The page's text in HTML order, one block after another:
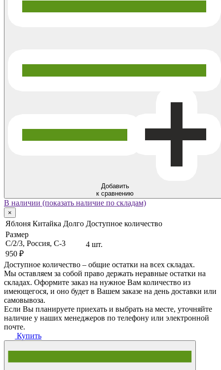
Добавить
к сравнению
В наличии (показать наличие по складам)
×
Яблоня Китайка Долго Доступное количество
Размер
C/2/3, Россия, C-3
950 ₽
4 шт.
Доступное количество – общие остатки на всех складах.
Мы оставляем за собой право держать неравные остатки на
складах. Оформите заказ на нужное Вам количество из
имеющегося, и оно будет в Вашем заказе на день доставки или
самовывоза.
Если Вы планируете приехать и выбрать на месте, уточняйте
наличие у наших менеджеров по телефону или электронной
почте.
Купить